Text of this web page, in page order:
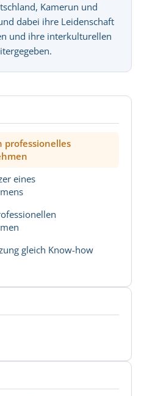
Kamerun und
dabei ihre Leidenschaft
und ihre interkulturellen
professionelles
eines
gleich Know-how